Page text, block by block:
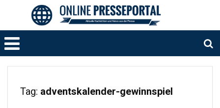
Tag: adventskalender-gewinnspiel